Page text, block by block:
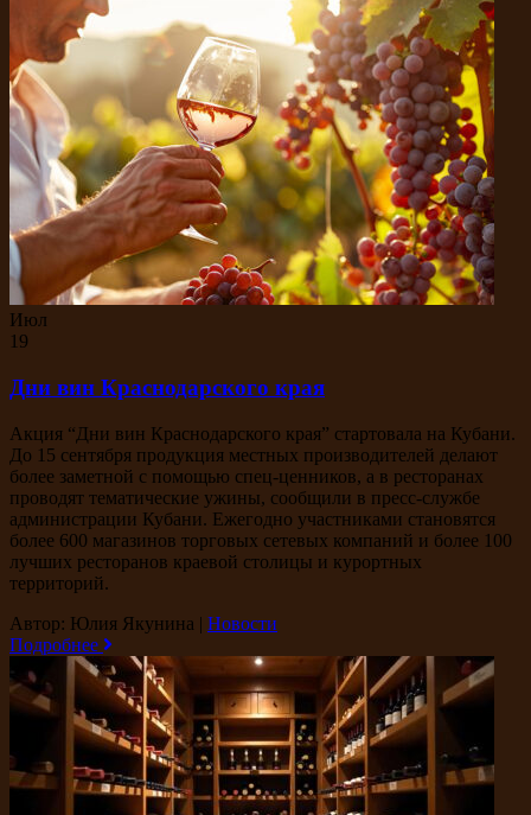
Июл
19
Дни вин Краснодарского края
Акция “Дни вин Краснодарского края” стартовала на Кубани.
До 15 сентября продукция местных производителей делают
более заметной с помощью спец-ценников, а в ресторанах
проводят тематические ужины, сообщили в пресс-службе
администрации Кубани. Ежегодно участниками становятся
более 600 магазинов торговых сетевых компаний и более 100
лучших ресторанов краевой столицы и курортных
территорий.
Автор: Юлия Якунина | Новости
Подробнее